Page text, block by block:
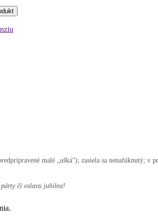
malé „ušká“); zasiela sa nenafúknutý;
párty či oslavu jubilea!